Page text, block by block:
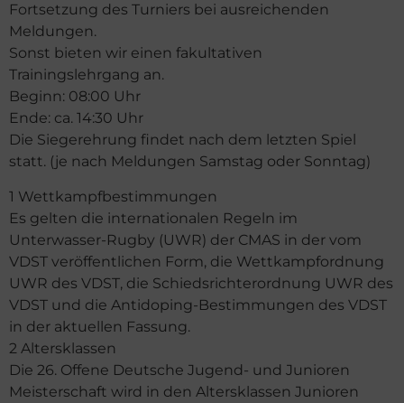
Fortsetzung des Turniers bei ausreichenden
Meldungen.
Sonst bieten wir einen fakultativen
Trainingslehrgang an.
Beginn: 08:00 Uhr
Ende: ca. 14:30 Uhr
Die Siegerehrung findet nach dem letzten Spiel
statt. (je nach Meldungen Samstag oder Sonntag)
1 Wettkampfbestimmungen
Es gelten die internationalen Regeln im
Unterwasser-Rugby (UWR) der CMAS in der vom
VDST veröffentlichen Form, die Wettkampfordnung
UWR des VDST, die Schiedsrichterordnung UWR des
VDST und die Antidoping-Bestimmungen des VDST
in der aktuellen Fassung.
2 Altersklassen
Die 26. Offene Deutsche Jugend- und Junioren
Meisterschaft wird in den Altersklassen Junioren